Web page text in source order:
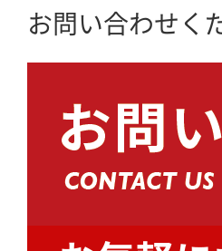
お問い合わせく